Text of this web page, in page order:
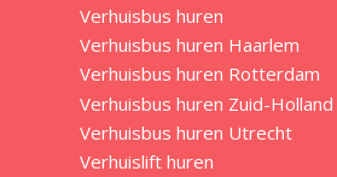
Verhuisbus huren
Verhuisbus huren Haarlem
Verhuisbus huren Rotterdam
Verhuisbus huren Zuid-Holland
Verhuisbus huren Utrecht
Verhuislift huren